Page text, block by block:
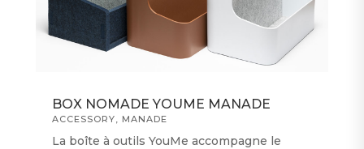
BOX NOMADE YOUME MANADE
ACCESSORY MANADE
La boîte à outils YouMe accompagne le